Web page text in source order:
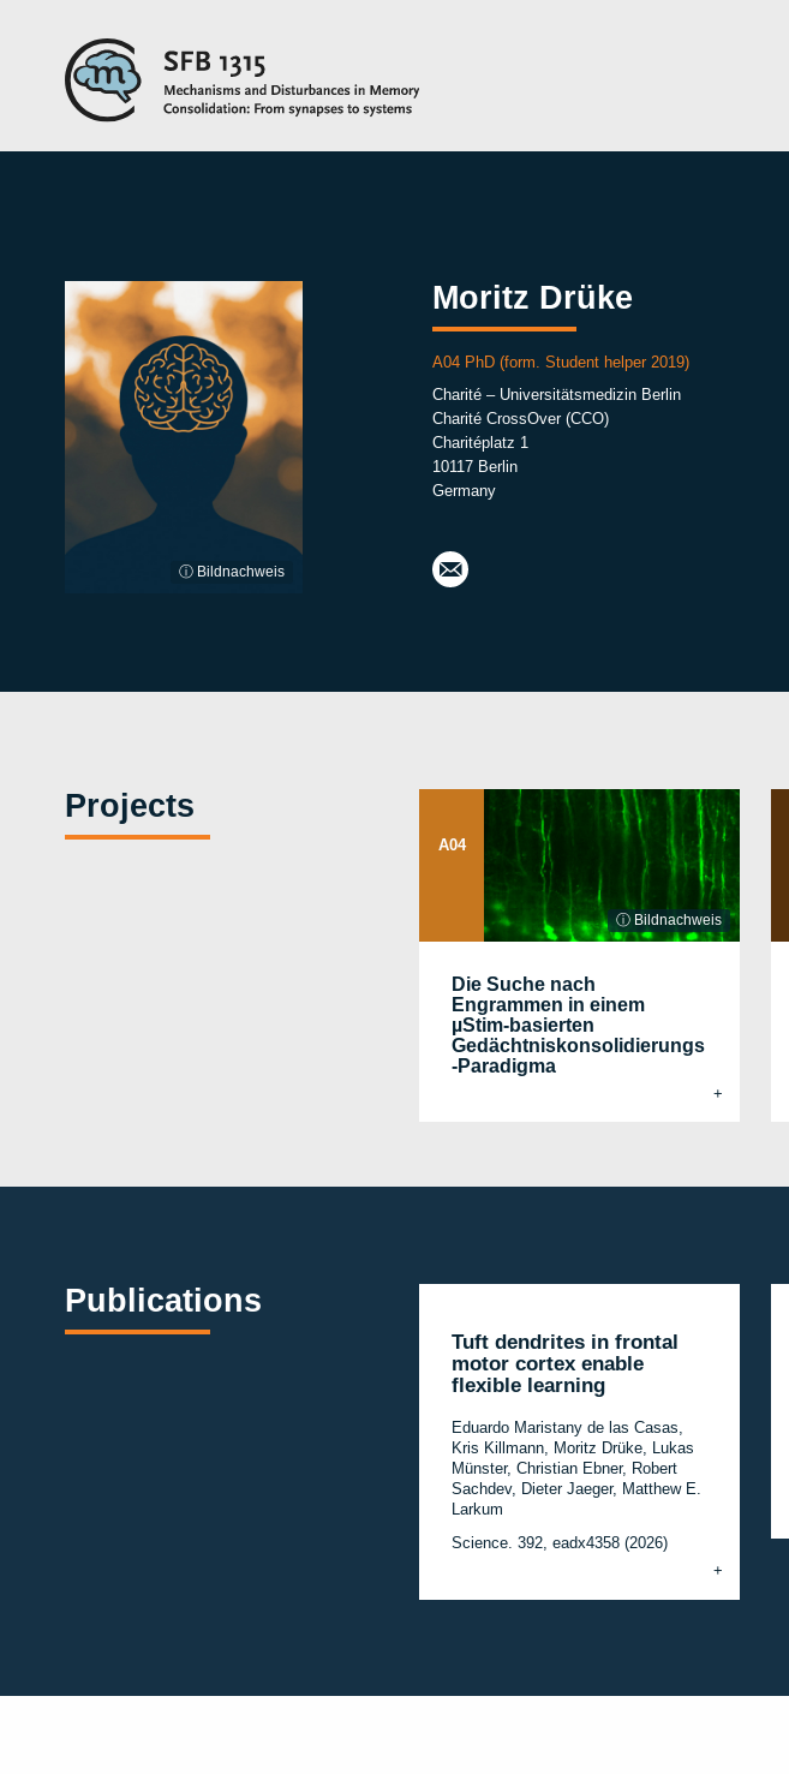
ⓘ Bildnachweis
Moritz Drüke
A04 PhD (form. Student helper 2019)
Charité – Universitätsmedizin Berlin
Charité CrossOver (CCO)
Charitéplatz 1
10117 Berlin
Germany
morit
z.dru
Projects
A04
ⓘ Bildnachweis
Die Suche nach
Engrammen in einem
µStim-basierten
Gedächtniskonsolidierungs
-Paradigma
Publications
Tuft dendrites in frontal
motor cortex enable
flexible learning
Eduardo Maristany de las Casas,
Kris Killmann, Moritz Drüke, Lukas
Münster, Christian Ebner, Robert
Sachdev, Dieter Jaeger, Matthew E.
Larkum
Science. 392, eadx4358 (2026)